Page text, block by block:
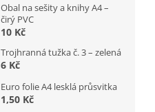
Obal na sešity a knihy A4 –
čirý PVC
10 Kč
Trojhranná tužka č. 3 – zelená
6 Kč
Euro folie A4 lesklá průsvitka
1,50 Kč